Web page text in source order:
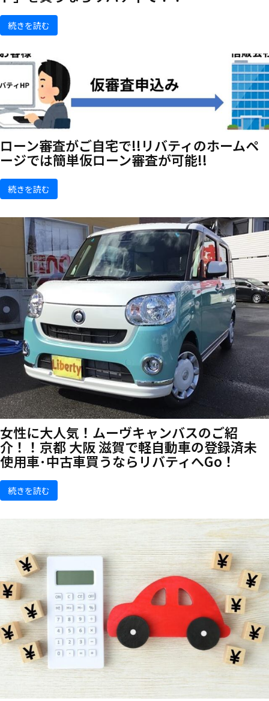
続きを読む
ローン審査がご自宅で!!リバティのホームペ
ージでは簡単仮ローン審査が可能!!
続きを読む
女性に大人気！ムーヴキャンバスのご紹
介！！京都 大阪 滋賀で軽自動車の登録済未
使用車･中古車買うならリバティへGo！
続きを読む